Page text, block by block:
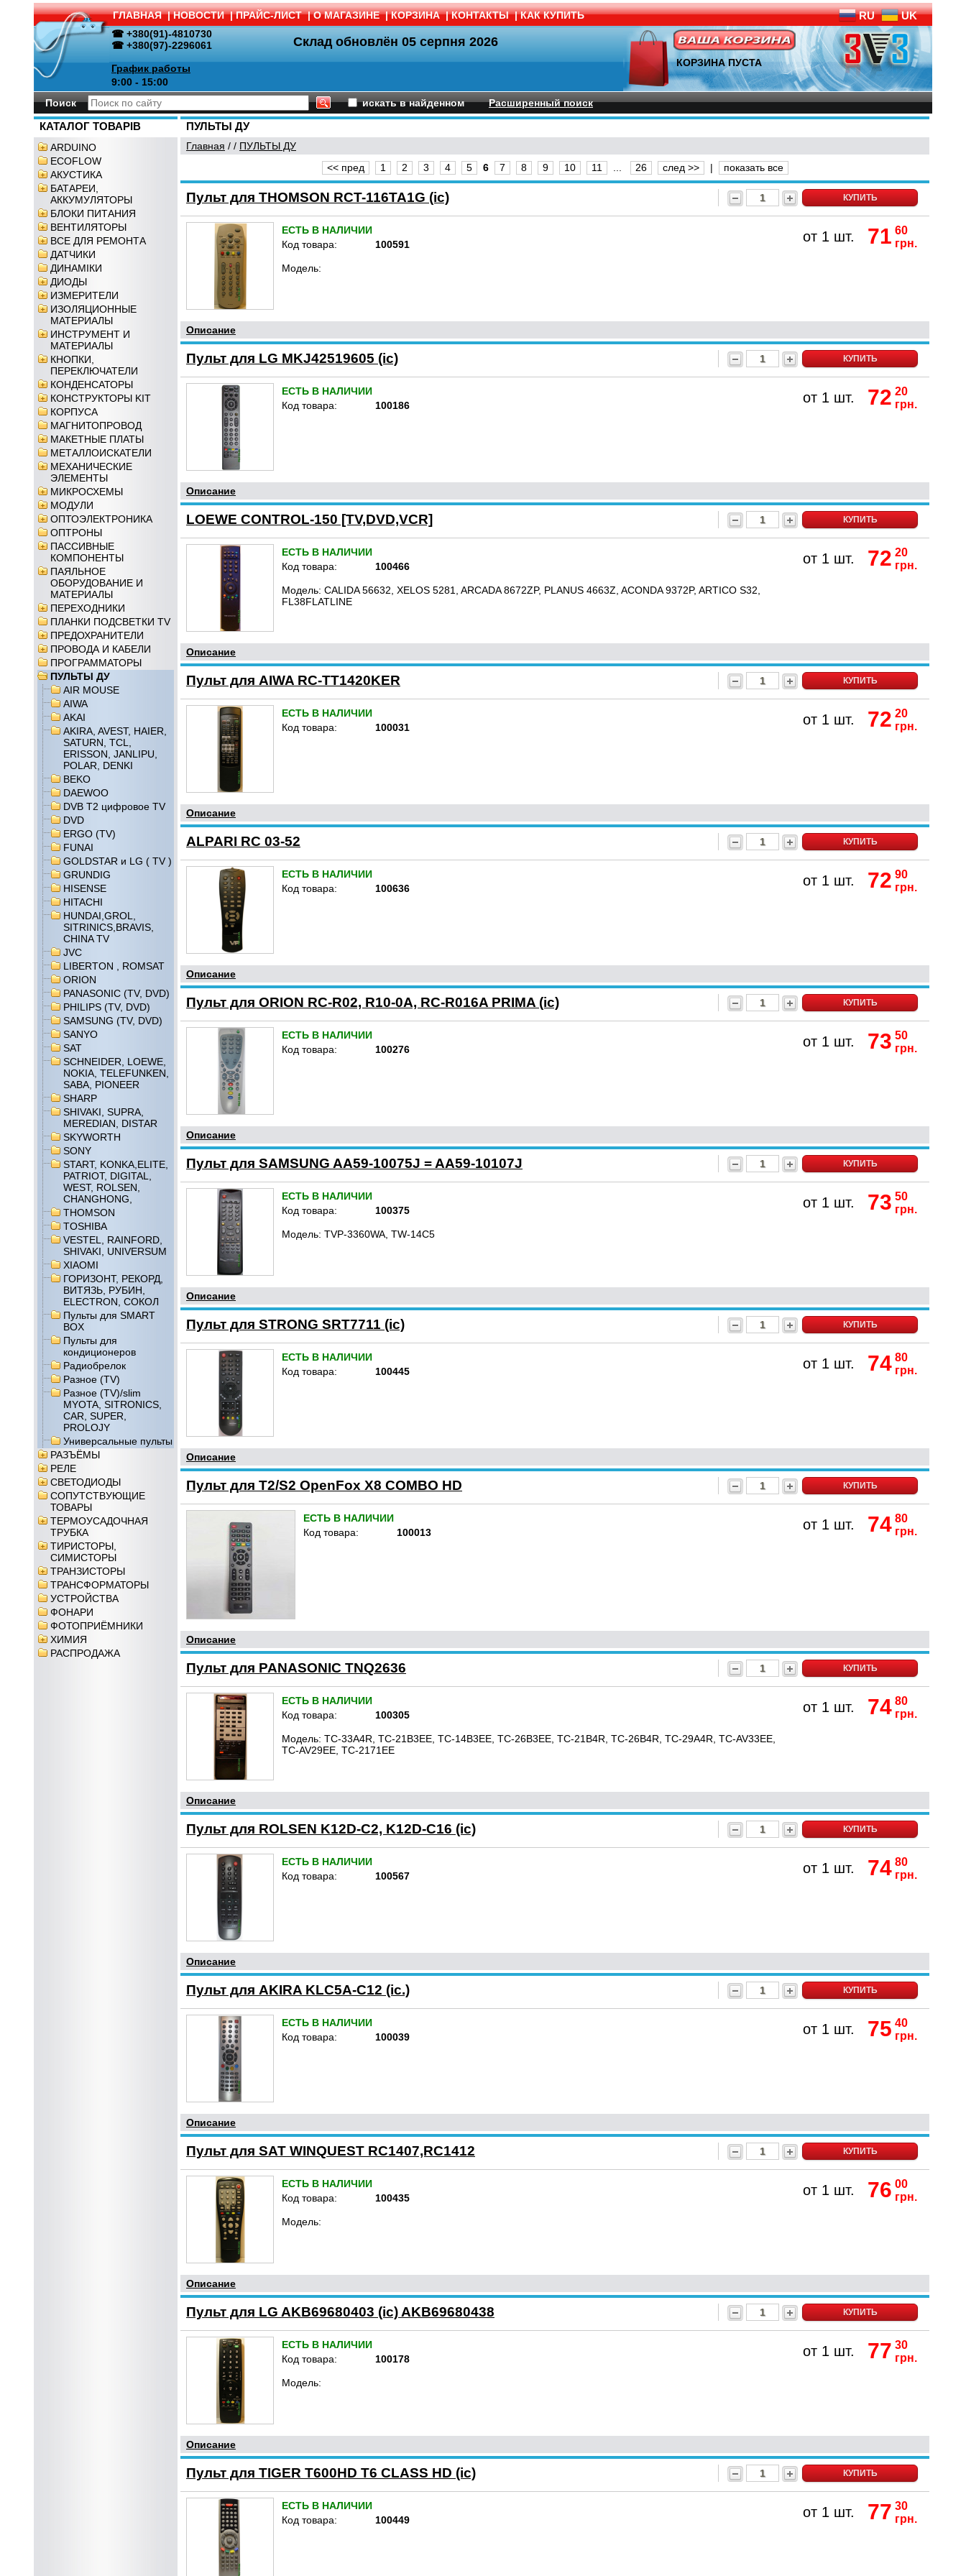
ГЛАВНАЯ | НОВОСТИ | ПРАЙС-ЛИСТ | О МАГАЗИНЕ | КОРЗИНА | КОНТАКТЫ | КАК КУПИТЬ RU UK
☎ +380(91)-4810730
☎ +380(97)-2296061
График работы
9:00 - 15:00
Склад обновлён 05 серпня 2026
КОРЗИНА ПУСТА
Поиск искать в найденном Расширенный поиск
КАТАЛОГ ТОВАРІВ
ARDUINO
ECOFLOW
АКУСТИКА
БАТАРЕИ,
АККУМУЛЯТОРЫ
БЛОКИ ПИТАНИЯ
ВЕНТИЛЯТОРЫ
ВСЕ ДЛЯ РЕМОНТА
ДАТЧИКИ
ДИНАМІКИ
ДИОДЫ
ИЗМЕРИТЕЛИ
ИЗОЛЯЦИОННЫЕ
МАТЕРИАЛЫ
ИНСТРУМЕНТ И
МАТЕРИАЛЫ
КНОПКИ,
ПЕРЕКЛЮЧАТЕЛИ
КОНДЕНСАТОРЫ
КОНСТРУКТОРЫ KIT
КОРПУСА
МАГНИТОПРОВОД
МАКЕТНЫЕ ПЛАТЫ
МЕТАЛЛОИСКАТЕЛИ
МЕХАНИЧЕСКИЕ
ЭЛЕМЕНТЫ
МИКРОСХЕМЫ
МОДУЛИ
ОПТОЭЛЕКТРОНИКА
ОПТРОНЫ
ПАССИВНЫЕ
КОМПОНЕНТЫ
ПАЯЛЬНОЕ
ОБОРУДОВАНИЕ И
МАТЕРИАЛЫ
ПЕРЕХОДНИКИ
ПЛАНКИ ПОДСВЕТКИ TV
ПРЕДОХРАНИТЕЛИ
ПРОВОДА И КАБЕЛИ
ПРОГРАММАТОРЫ
ПУЛЬТЫ ДУ
AIR MOUSE
AIWA
AKAI
AKIRA, AVEST, HAIER,
SATURN, TCL,
ERISSON, JANLIPU,
POLAR, DENKI
BEKO
DAEWOO
DVB T2 цифровое TV
DVD
ERGO (TV)
FUNAI
GOLDSTAR и LG ( TV )
GRUNDIG
HISENSE
HITACHI
HUNDAI,GROL,
SITRINICS,BRAVIS,
CHINA TV
JVC
LIBERTON , ROMSAT
ORION
PANASONIC (TV, DVD)
PHILIPS (TV, DVD)
SAMSUNG (TV, DVD)
SANYO
SAT
SCHNEIDER, LOEWE,
NOKIA, TELEFUNKEN,
SABA, PIONEER
SHARP
SHIVAKI, SUPRA,
MEREDIAN, DISTAR
SKYWORTH
SONY
START, KONKA,ELITE,
PATRIOT, DIGITAL,
WEST, ROLSEN,
CHANGHONG,
THOMSON
TOSHIBA
VESTEL, RAINFORD,
SHIVAKI, UNIVERSUM
XIAOMI
ГОРИЗОНТ, РЕКОРД,
ВИТЯЗЬ, РУБИН,
ELECTRON, СОКОЛ
Пульты для SMART
BOX
Пульты для
кондиционеров
Радиобрелок
Разное (TV)
Разное (TV)/slim
MYOTA, SITRONICS,
CAR, SUPER,
PROLOJY
Универсальные пульты
РАЗЪЁМЫ
РЕЛЕ
СВЕТОДИОДЫ
СОПУТСТВУЮЩИЕ
ТОВАРЫ
ТЕРМОУСАДОЧНАЯ
ТРУБКА
ТИРИСТОРЫ,
СИМИСТОРЫ
ТРАНЗИСТОРЫ
ТРАНСФОРМАТОРЫ
УСТРОЙСТВА
ФОНАРИ
ФОТОПРИЁМНИКИ
ХИМИЯ
РАСПРОДАЖА
ПУЛЬТЫ ДУ
Главная / / ПУЛЬТЫ ДУ
<< пред
1 2 3 4 5 6 7 8 9 10 11 26 след >> | показать все
Пульт для THOMSON RCT-116TA1G (ic) КУПИТЬ
ЕСТЬ В НАЛИЧИИ
Код товара:
100591
Модель:
от 1 шт. 71 60
грн.
Описание
Пульт для LG MKJ42519605 (ic) КУПИТЬ
ЕСТЬ В НАЛИЧИИ
Код товара:
100186 от 1 шт. 72 20
грн.
Описание
LOEWE CONTROL-150 [TV,DVD,VCR] КУПИТЬ
ЕСТЬ В НАЛИЧИИ
Код товара:
100466
Модель: CALIDA 56632, XELOS 5281, ARCADA 8672ZP, PLANUS 4663Z, ACONDA 9372P, ARTICO S32,
FL38FLATLINE
от 1 шт. 72 20
грн.
Описание
Пульт для AIWA RC-TT1420KER КУПИТЬ
ЕСТЬ В НАЛИЧИИ
Код товара:
100031 от 1 шт. 72 20
грн.
Описание
ALPARI RC 03-52 КУПИТЬ
ЕСТЬ В НАЛИЧИИ
Код товара:
100636 от 1 шт. 72 90
грн.
Описание
Пульт для ORION RC-R02, R10-0A, RC-R016A PRIMA (ic) КУПИТЬ
ЕСТЬ В НАЛИЧИИ
Код товара:
100276 от 1 шт. 73 50
грн.
Описание
Пульт для SAMSUNG AA59-10075J = AA59-10107J КУПИТЬ
ЕСТЬ В НАЛИЧИИ
Код товара:
100375
Модель: TVP-3360WA, TW-14C5
от 1 шт. 73 50
грн.
Описание
Пульт для STRONG SRT7711 (ic) КУПИТЬ
ЕСТЬ В НАЛИЧИИ
Код товара:
100445 от 1 шт. 74 80
грн.
Описание
Пульт для T2/S2 OpenFox X8 COMBO HD КУПИТЬ
ЕСТЬ В НАЛИЧИИ
Код товара:
100013 от 1 шт. 74 80
грн.
Описание
Пульт для PANASONIC TNQ2636 КУПИТЬ
ЕСТЬ В НАЛИЧИИ
Код товара:
100305
Модель: TC-33A4R, TC-21B3EE, TC-14B3EE, TC-26B3EE, TC-21B4R, TC-26B4R, TC-29A4R, TC-AV33EE,
TC-AV29EE, TC-2171EE
от 1 шт. 74 80
грн.
Описание
Пульт для ROLSEN K12D-C2, K12D-C16 (ic) КУПИТЬ
ЕСТЬ В НАЛИЧИИ
Код товара:
100567 от 1 шт. 74 80
грн.
Описание
Пульт для AKIRA KLC5A-C12 (ic.) КУПИТЬ
ЕСТЬ В НАЛИЧИИ
Код товара:
100039 от 1 шт. 75 40
грн.
Описание
Пульт для SAT WINQUEST RC1407,RC1412 КУПИТЬ
ЕСТЬ В НАЛИЧИИ
Код товара:
100435
Модель:
от 1 шт. 76 00
грн.
Описание
Пульт для LG AKB69680403 (ic) AKB69680438 КУПИТЬ
ЕСТЬ В НАЛИЧИИ
Код товара:
100178
Модель:
от 1 шт. 77 30
грн.
Описание
Пульт для TIGER T600HD T6 CLASS HD (ic) КУПИТЬ
ЕСТЬ В НАЛИЧИИ
Код товара:
100449 от 1 шт. 77 30
грн.